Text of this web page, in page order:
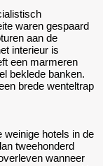
waren gespaard
aan de
interieur is
een marmeren
beklede banken.
brede wenteltrap
weinige hotels in de
tweehonderd
wanneer